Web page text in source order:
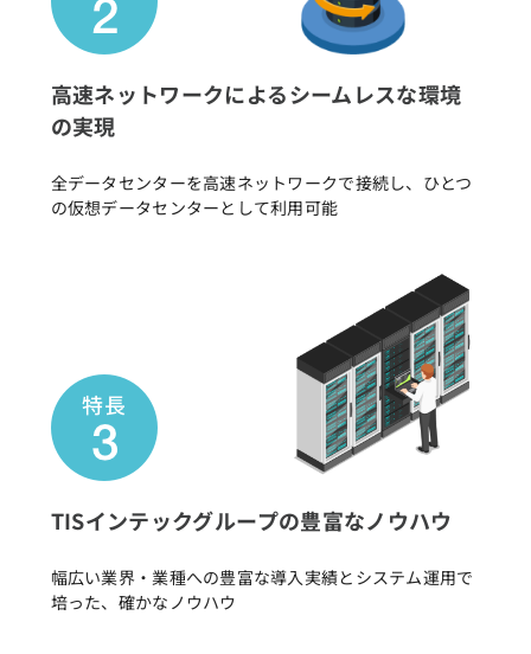
高速ネットワークによるシームレスな環境
の実現
全データセンターを高速ネットワークで接続し、ひとつ
の仮想データセンターとして利用可能
TISインテックグループの豊富なノウハウ
幅広い業界・業種への豊富な導入実績とシステム運用で
培った、確かなノウハウ